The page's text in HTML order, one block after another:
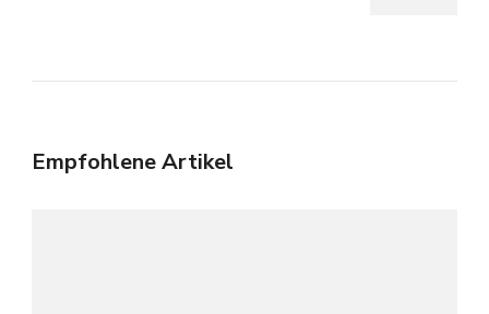
Empfohlene Artikel